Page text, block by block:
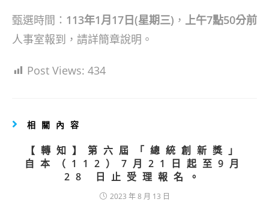
甄選時間： 113年1月17日(星期三) ， 上午7點50分前
人事室報到，請詳簡章說明。
Post Views: 434
相關內容
【轉知】第六屆「總統創新獎」
自本（112）7月21日起至9月
28 日止受理報名。
2023 年 8 月 13 日